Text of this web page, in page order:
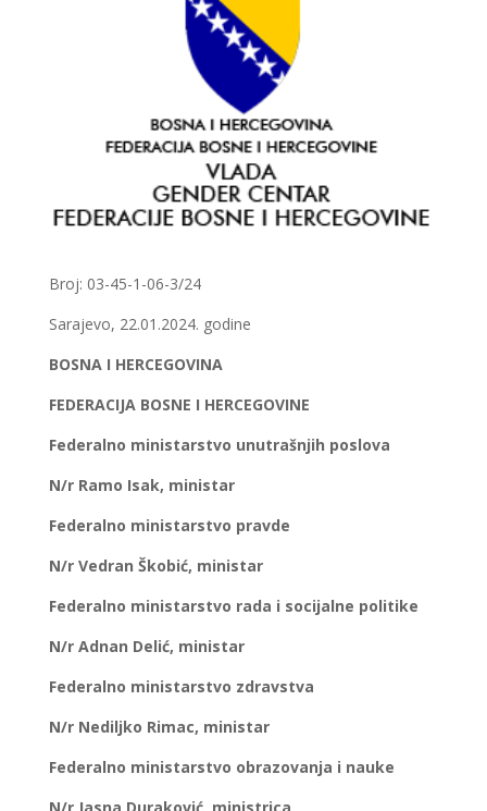
Broj: 03-45-1-06-3/24
Sarajevo, 22.01.2024. godine
BOSNA I HERCEGOVINA
FEDERACIJA BOSNE I HERCEGOVINE
Federalno ministarstvo unutrašnjih poslova
N/r Ramo Isak, ministar
Federalno ministarstvo pravde
N/r Vedran Škobić, ministar
Federalno ministarstvo rada i socijalne politike
N/r Adnan Delić, ministar
Federalno ministarstvo zdravstva
N/r Nediljko Rimac, ministar
Federalno ministarstvo obrazovanja i nauke